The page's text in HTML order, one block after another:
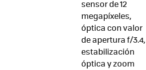
sensor de 12
megapíxeles,
óptica con valor
de apertura f/3.4,
estabilización
óptica y zoom